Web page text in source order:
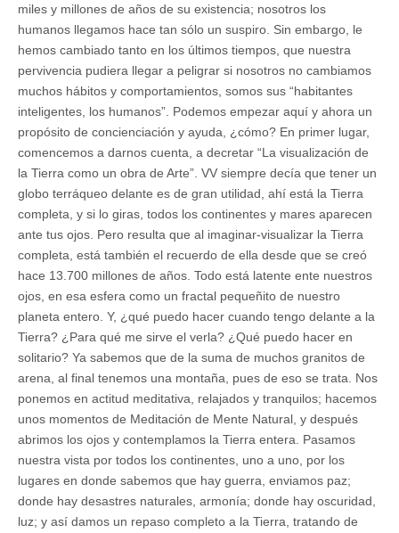
miles y millones de años de su existencia; nosotros los
humanos llegamos hace tan sólo un suspiro. Sin embargo, le
hemos cambiado tanto en los últimos tiempos, que nuestra
pervivencia pudiera llegar a peligrar si nosotros no cambiamos
muchos hábitos y comportamientos, somos sus “habitantes
inteligentes, los humanos”. Podemos empezar aquí y ahora un
propósito de concienciación y ayuda, ¿cómo? En primer lugar,
comencemos a darnos cuenta, a decretar “La visualización de
la Tierra como un obra de Arte”. VV siempre decía que tener un
globo terráqueo delante es de gran utilidad, ahí está la Tierra
completa, y si lo giras, todos los continentes y mares aparecen
ante tus ojos. Pero resulta que al imaginar-visualizar la Tierra
completa, está también el recuerdo de ella desde que se creó
hace 13.700 millones de años. Todo está latente ente nuestros
ojos, en esa esfera como un fractal pequeñito de nuestro
planeta entero. Y, ¿qué puedo hacer cuando tengo delante a la
Tierra? ¿Para qué me sirve el verla? ¿Qué puedo hacer en
solitario? Ya sabemos que de la suma de muchos granitos de
arena, al final tenemos una montaña, pues de eso se trata. Nos
ponemos en actitud meditativa, relajados y tranquilos; hacemos
unos momentos de Meditación de Mente Natural, y después
abrimos los ojos y contemplamos la Tierra entera. Pasamos
nuestra vista por todos los continentes, uno a uno, por los
lugares en donde sabemos que hay guerra, enviamos paz;
donde hay desastres naturales, armonía; donde hay oscuridad,
luz; y así damos un repaso completo a la Tierra, tratando de